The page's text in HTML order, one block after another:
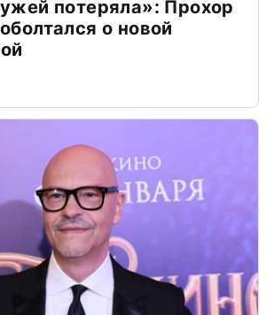
потеряла»: Прохор
о новой